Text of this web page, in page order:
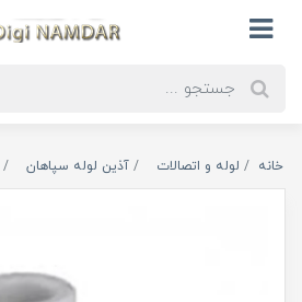
خانه لوله و اتصالات آذین لوله سپاهان